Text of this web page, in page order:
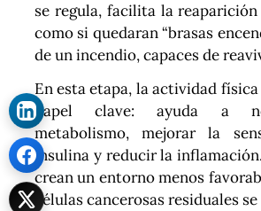
se regula, facilita la
como si quedaran “brasas
de un incendio, capaces de
En esta etapa, la actividad
papel clave: ayuda a
metabolismo, mejorar la
insulina y reducir la
crean un entorno menos
células cancerosas residuales